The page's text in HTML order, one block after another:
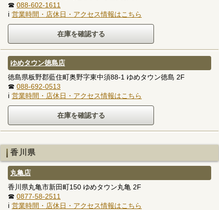
☎ 088-602-1611
ℹ 営業時間・店休日・アクセス情報はこちら
ゆめタウン徳島店
徳島県板野郡藍住町奥野字東中須88-1 ゆめタウン徳島 2F
☎ 088-692-0513
ℹ 営業時間・店休日・アクセス情報はこちら
香川県
丸亀店
香川県丸亀市新田町150 ゆめタウン丸亀 2F
☎ 0877-58-2511
ℹ 営業時間・店休日・アクセス情報はこちら